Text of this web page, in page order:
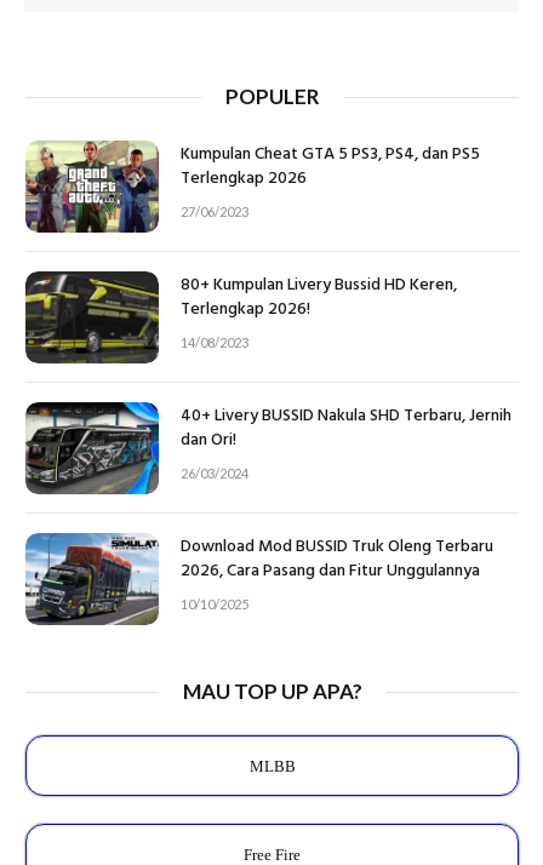
POPULER
Kumpulan Cheat GTA 5 PS3, PS4, dan PS5
Terlengkap 2026
27/06/2023
80+ Kumpulan Livery Bussid HD Keren,
Terlengkap 2026!
14/08/2023
40+ Livery BUSSID Nakula SHD Terbaru, Jernih
dan Ori!
26/03/2024
Download Mod BUSSID Truk Oleng Terbaru
2026, Cara Pasang dan Fitur Unggulannya
10/10/2025
MAU TOP UP APA?
MLBB
Free Fire